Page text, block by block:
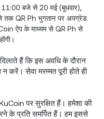
बजे से 20 मई (बुधवार),
QR Ph भुगतान पर अपग्रेड
ऐप के माध्यम से QR Ph से
हैं कि इस अवधि के दौरान
करें। सेवा मरम्मत पूरी होते ही
पर सुरक्षित हैं। हमेशा की
के प्रति समर्पित हैं। हम इससे